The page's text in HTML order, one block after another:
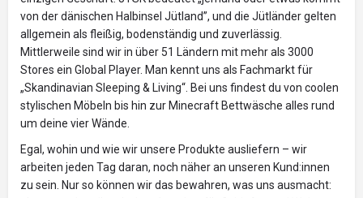
von der dänischen Halbinsel Jütland”, und die Jütländer gelten
allgemein als fleißig, bodenständig und zuverlässig.
Mittlerweile sind wir in über 51 Ländern mit mehr als 3000
Stores ein Global Player. Man kennt uns als Fachmarkt für
„Skandinavian Sleeping & Living“. Bei uns findest du von coolen
stylischen Möbeln bis hin zur Minecraft Bettwäsche alles rund
um deine vier Wände.
Egal, wohin und wie wir unsere Produkte ausliefern – wir
arbeiten jeden Tag daran, noch näher an unseren Kund:innen
zu sein. Nur so können wir das bewahren, was uns ausmacht: